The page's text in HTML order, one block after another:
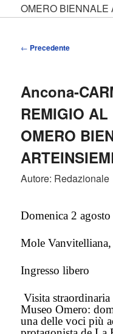
principale
secondario
OMERO
Navigazione
← Precedente
Ancona-
REMIGIO AL
OMERO
Autore: Redazionale
Domenica 2
Mole
Ingresso libero
Visita
Museo Omero:
una delle voci più